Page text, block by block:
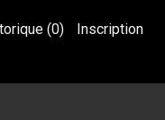
(0) Inscription